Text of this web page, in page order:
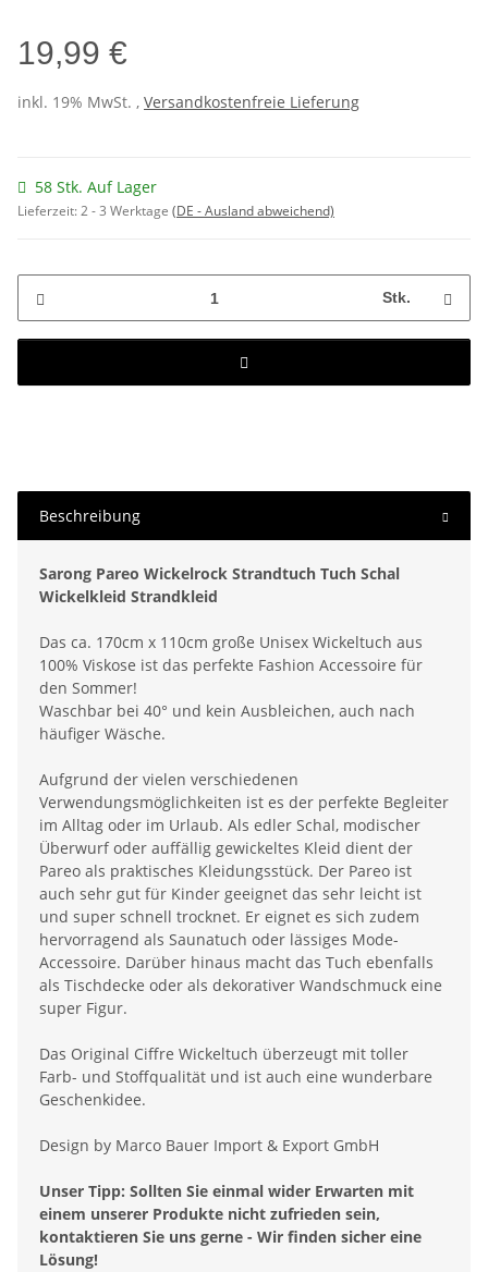
19,99 €
inkl. 19% MwSt. , Versandkostenfreie Lieferung
58 Stk. Auf Lager
Lieferzeit:2 - 3 Werktage (DE - Ausland abweichend)
Stk.
Beschreibung
Sarong Pareo Wickelrock Strandtuch Tuch Schal
Wickelkleid Strandkleid
Das ca. 170cm x 110cm große Unisex Wickeltuch aus
100% Viskose ist das perfekte Fashion Accessoire für
den Sommer!
Waschbar bei 40° und kein Ausbleichen, auch nach
häufiger Wäsche.
Aufgrund der vielen verschiedenen
Verwendungsmöglichkeiten ist es der perfekte Begleiter
im Alltag oder im Urlaub. Als edler Schal, modischer
Überwurf oder auffällig gewickeltes Kleid dient der
Pareo als praktisches Kleidungsstück. Der Pareo ist
auch sehr gut für Kinder geeignet das sehr leicht ist
und super schnell trocknet. Er eignet es sich zudem
hervorragend als Saunatuch oder lässiges Mode-
Accessoire. Darüber hinaus macht das Tuch ebenfalls
als Tischdecke oder als dekorativer Wandschmuck eine
super Figur.
Das Original Ciffre Wickeltuch überzeugt mit toller
Farb- und Stoffqualität und ist auch eine wunderbare
Geschenkidee.
Design by Marco Bauer Import & Export GmbH
Unser Tipp: Sollten Sie einmal wider Erwarten mit
einem unserer Produkte nicht zufrieden sein,
kontaktieren Sie uns gerne - Wir finden sicher eine
Lösung!